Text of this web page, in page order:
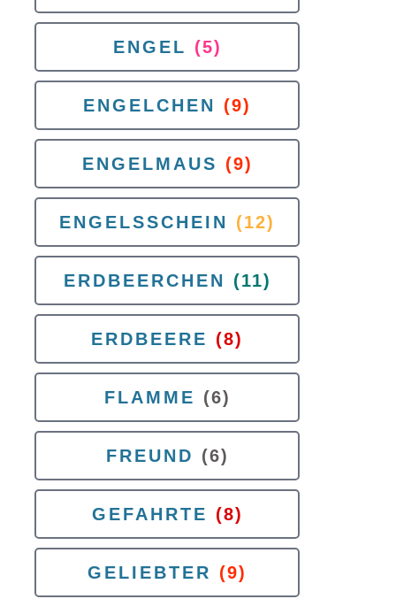
ENGEL (5)
ENGELCHEN (9)
ENGELMAUS (9)
ENGELSSCHEIN (12)
ERDBEERCHEN (11)
ERDBEERE (8)
FLAMME (6)
FREUND (6)
GEFAHRTE (8)
GELIEBTER (9)